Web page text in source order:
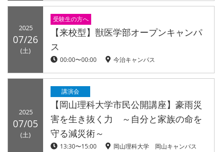
2025
07/26
(土)
受験生の方へ
【来校型】獣医学部オープンキャンパ
ス
00:00〜00:00 今治キャンパス
2025
07/05
(土)
講演会
【岡山理科大学市民公開講座】豪雨災
害を生き抜く力 ～自分と家族の命を
守る減災術～
13:30〜15:00
岡山理科大学 岡山キャンパス